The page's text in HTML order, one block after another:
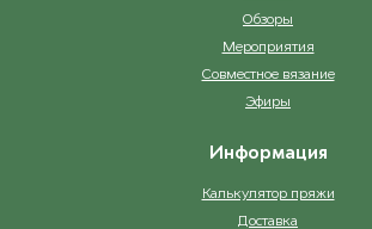
Обзоры
Мероприятия
Совместное вязание
Эфиры
Информация
Калькулятор пряжи
Доставка